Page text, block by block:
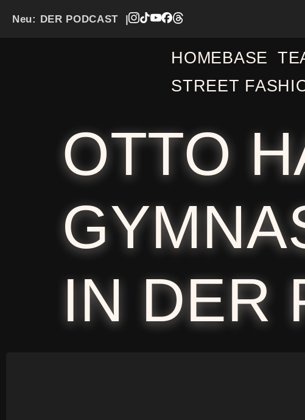
Neu: DER PODCAST |
HOMEBASE
STREET
OTTO
IN DER